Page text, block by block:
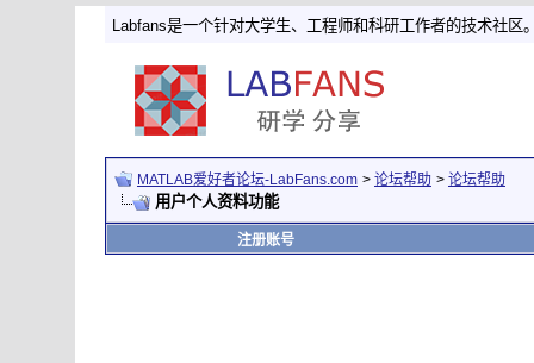
Labfans是一个针对大学生、工程师和科研工作者的技术社区
MATLAB爱好者论坛-LabFans.com > 论坛帮助 > 论坛帮助
用户个人资料功能
注册账号